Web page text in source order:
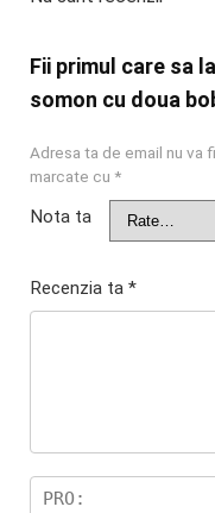
Fii primul care sa
somon cu doua
Adresa ta de email nu va
marcate cu *
Nota ta
Recenzia ta *